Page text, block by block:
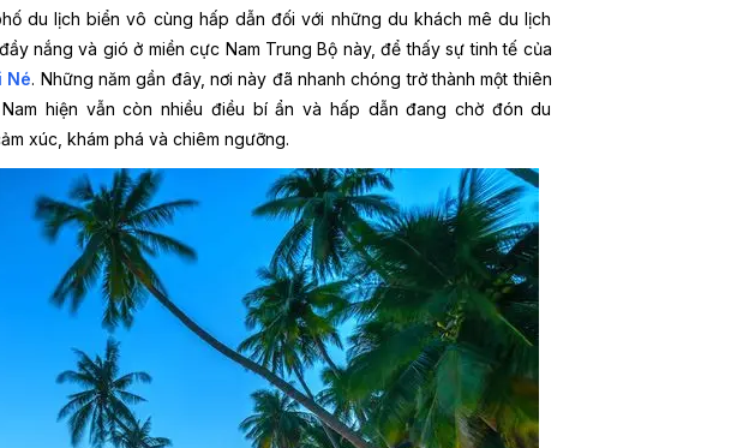
du lịch biển vô cùng hấp dẫn đối với những du khách mê du lịch
nắng và gió ở miền cực Nam Trung Bộ này, để thấy sự tinh tế của
Né. Những năm gần đây, nơi này đã nhanh chóng trở thành một thiên
hiện vẫn còn nhiều điều bí ẩn và hấp dẫn đang chờ đón du
xúc, khám phá và chiêm ngưỡng.